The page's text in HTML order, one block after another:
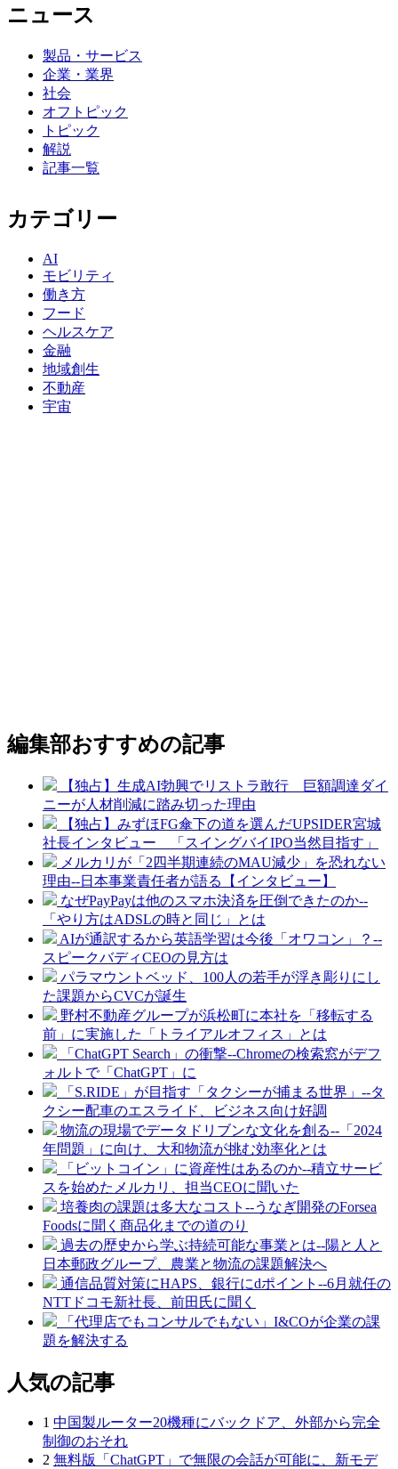
ニュース
製品・サービス
企業・業界
社会
オフトピック
トピック
解説
記事一覧
カテゴリー
AI
モビリティ
働き方
フード
ヘルスケア
金融
地域創生
不動産
宇宙
編集部おすすめの記事
【独占】生成AI勃興でリストラ敢行 巨額調達ダイ
ニーが人材削減に踏み切った理由
【独占】みずほFG傘下の道を選んだUPSIDER宮城
社長インタビュー 「スイングバイIPO当然目指す」
メルカリが「2四半期連続のMAU減少」を恐れない
理由--日本事業責任者が語る【インタビュー】
なぜPayPayは他のスマホ決済を圧倒できたのか--
「やり方はADSLの時と同じ」とは
AIが通訳するから英語学習は今後「オワコン」？--
スピークバディCEOの見方は
パラマウントベッド、100人の若手が浮き彫りにし
た課題からCVCが誕生
野村不動産グループが浜松町に本社を「移転する
前」に実施した「トライアルオフィス」とは
「ChatGPT Search」の衝撃--Chromeの検索窓がデフ
ォルトで「ChatGPT」に
「S.RIDE」が目指す「タクシーが捕まる世界」--タ
クシー配車のエスライド、ビジネス向け好調
物流の現場でデータドリブンな文化を創る--「2024
年問題」に向け、大和物流が挑む効率化とは
「ビットコイン」に資産性はあるのか--積立サービ
スを始めたメルカリ、担当CEOに聞いた
培養肉の課題は多大なコスト--うなぎ開発のForsea
Foodsに聞く商品化までの道のり
過去の歴史から学ぶ持続可能な事業とは--陽と人と
日本郵政グループ、農業と物流の課題解決へ
通信品質対策にHAPS、銀行にdポイント--6月就任の
NTTドコモ新社長、前田氏に聞く
「代理店でもコンサルでもない」I&COが企業の課
題を解決する
人気の記事
1 中国製ルーター20機種にバックドア、外部から完全
制御のおそれ
2 無料版「ChatGPT」で無限の会話が可能に、新モデ